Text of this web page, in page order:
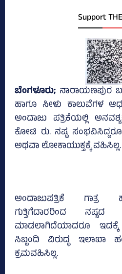
Support
ಬೆಂಗಳೂರು; ನಾರಾಯಣಪುರ
ಹಾಗೂ ಸೀಳು ಕಾಲುವೆಗಳ
ಅಂದಾಜು ಪತ್ರಿಕೆಯಲ್ಲಿ
ಕೋಟಿ ರು. ನಷ್ಟ
ಅಥವಾ ಲೋಕಾಯುಕ್ತಕ್ಕೆ ವಹಿಸಿಲ್ಲ.
ಅಂದಾಜುಪತ್ರಿಕೆ ಗಾತ್ರ
ಗುತ್ತಿಗೆದಾರರಿಂದ ನಷ್ಟದ
ಮಾಡಲಾಗಿದೆಯಾದರೂ
ಸಿಬ್ಬಂದಿ ವಿರುದ್ಧ ಇಲಾಖಾ
ಕ್ರಮವಹಿಸಿಲ್ಲ.